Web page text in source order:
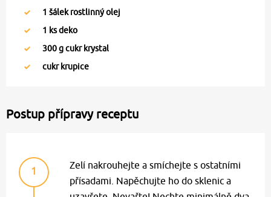
1 šálek rostlinný olej
1 ks deko
300g cukr krystal
cukr krupice
Postup přípravy receptu
1
Zelí nakrouhejte a smíchejte s ostatními
přísadami. Napěchujte ho do sklenic a